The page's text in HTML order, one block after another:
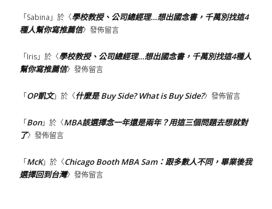
「Sabina 」於〈學校教授、公司總經理…想出國念書，千萬別找這4
種人幫你寫推薦信〉發佈留言
「Iris」於〈學校教授、公司總經理…想出國念書，千萬別找這4種人
幫你寫推薦信〉發佈留言
「OP凱文」於〈什麼是 Buy Side? What is Buy Side?〉發佈留言
「Bon」於〈MBA該選擇念一年還是兩年？用這三個問題去想就對
了〉發佈留言
「McK」於〈Chicago Booth MBA Sam：跟多數人不同，畢業後我
選擇回到台灣〉發佈留言